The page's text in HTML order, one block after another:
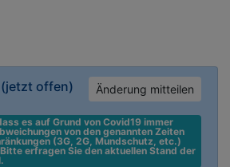
(jetzt offen) Änderung mitteilen
es auf Grund von Covid19 immer
von den genannten Zeiten
(3G, 2G, Mundschutz, etc.)
erfragen Sie den aktuellen Stand der